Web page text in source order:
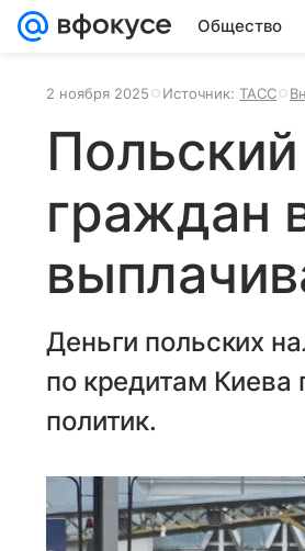
Общество
2 ноября 2025 Источник: ТАСС
граждан
Деньги польских
по кредитам
политик.